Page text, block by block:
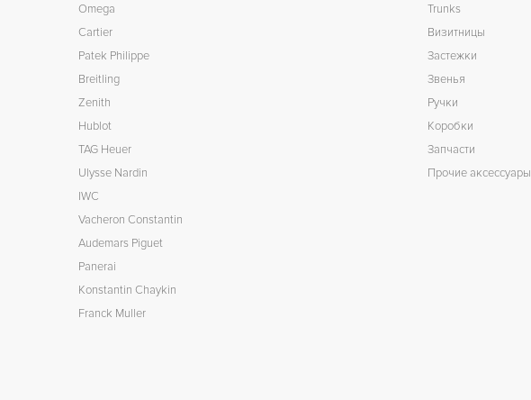
Omega
Cartier
Patek Philippe
Breitling
Zenith
Hublot
TAG Heuer
Ulysse Nardin
IWC
Vacheron Constantin
Audemars Piguet
Panerai
Konstantin Chaykin
Franck Muller
Trunks
Визитницы
Застежки
Звенья
Ручки
Коробки
Запчасти
Прочие аксессуары